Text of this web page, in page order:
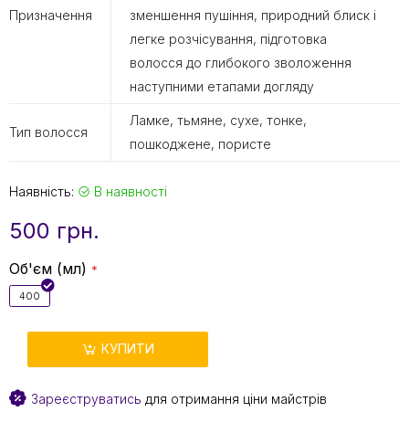
Призначення
зменшення пушіння, природний блиск і
легке розчісування, підготовка
волосся до глибокого зволоження
наступними етапами догляду
Тип волосся
Ламке, тьмяне, сухе, тонке,
пошкоджене, пористе
Наявність: В наявності
500 грн.
Об'єм (мл)
400
КУПИТИ
Зареєструватись для отримання ціни майстрів